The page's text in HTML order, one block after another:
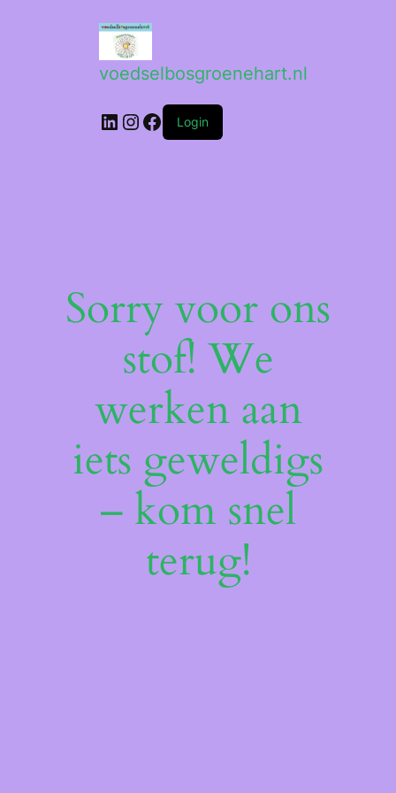
voedselbosgroenehart.nl
Login
Sorry voor ons
stof! We
werken aan
iets geweldigs
– kom snel
terug!